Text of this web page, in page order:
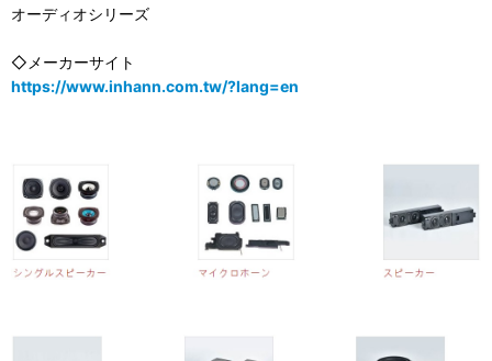
オーディオシリーズ
◇メーカーサイト
https://www.inhann.com.tw/?lang=en